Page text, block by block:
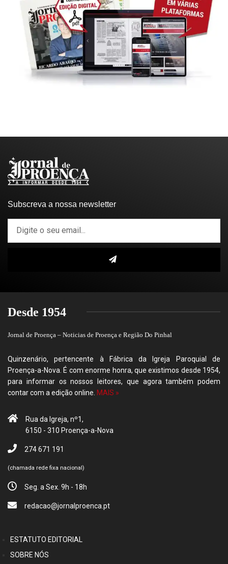
Subscreva a nossa newsletter
Desde 1954
Jornal de Proença – Noticias de Proença e Região Do Pinhal
Quinzenário, pertencente à Fábrica da Igreja Paroquial de
Proença-a-Nova. É com enorme honra, que existimos desde 1954,
para informar os nossos leitores, que agora também podem
contar com a edição online. MAIS »
Rua da Igreja, nº1,
6150 - 310 Proença-a-Nova
274 671 191
(chamada rede fixa nacional)
Seg. a Sex. 9h - 18h
redacao@jornalproenca.pt
ESTATUTO EDITORIAL
SOBRE NÓS